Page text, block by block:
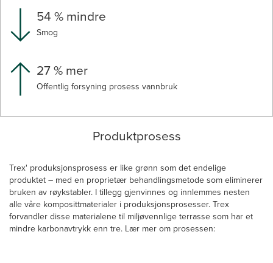
54 % mindre
Smog
27 % mer
Offentlig forsyning prosess vannbruk
Produktprosess
Trex' produksjonsprosess er like grønn som det endelige
produktet – med en proprietær behandlingsmetode som eliminerer
bruken av røykstabler. I tillegg gjenvinnes og innlemmes nesten
alle våre komposittmaterialer i produksjonsprosesser. Trex
forvandler disse materialene til miljøvennlige terrasse som har et
mindre karbonavtrykk enn tre. Lær mer om prosessen: